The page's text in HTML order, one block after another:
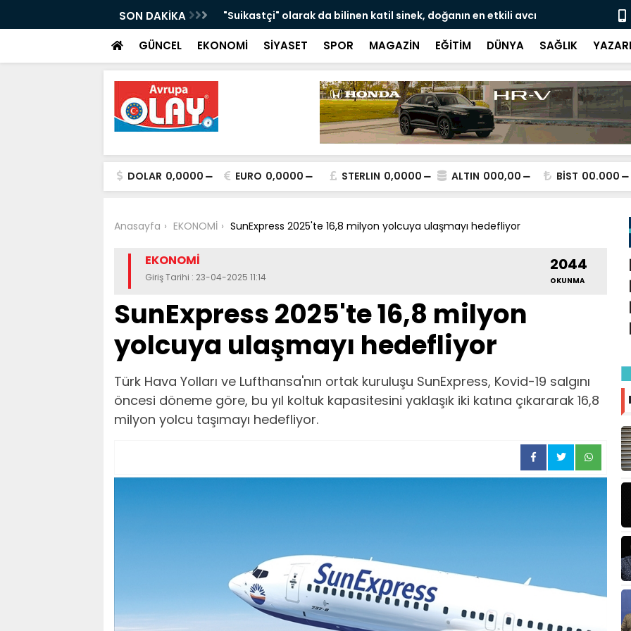
SON DAKİKA
tanrısı Asklepios"un 1800 yıllık
"Suikastçi" olarak da bilinen katil sinek, doğanın en etkili avcı
böcekleri arasında yer alıyor
Avro
GÜNCEL EKONOMİ SİYASET SPOR MAGAZİN EĞİTİM DÜNYA SAĞLIK
DOLAR 0,0000 EURO 0,0000 STERLIN 0,0000 ALTIN 000,00 BİST 00.000
Anasayfa EKONOMİ SunExpress 2025'te 16,8 milyon yolcuya ulaşmayı hedefliyor
EKONOMİ
Giriş Tarihi : 23-04-2025 11:14
2044
OKUNMA
SunExpress 2025'te 16,8 milyon
yolcuya ulaşmayı hedefliyor
Türk Hava Yolları ve Lufthansa'nın ortak kuruluşu SunExpress, Kovid-19 salgını
öncesi döneme göre, bu yıl koltuk kapasitesini yaklaşık iki katına çıkararak 16,8
milyon yolcu taşımayı hedefliyor.